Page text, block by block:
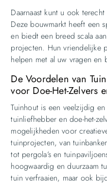
Daarnaast kunt u ook
Deze bouwmarkt heeft een
en biedt een breed scala
projecten. Hun vriendelijke
helpen met al uw vragen en
De Voordelen van
voor Doe-Het-Zelvers
Tuinhout is een veelzijdig
tuinliefhebber en doe-het-
mogelijkheden voor
tuinprojecten, van
tot pergola’s en
hoogwaardig en duurzaam
tuin verfraaien, maar ook